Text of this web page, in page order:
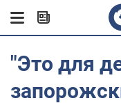
"Это для